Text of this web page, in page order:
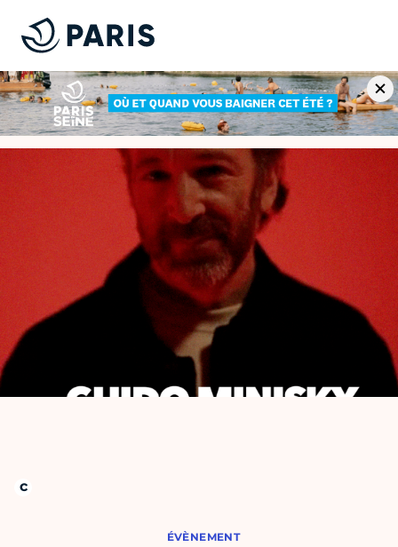
ÉVÈNEMENT